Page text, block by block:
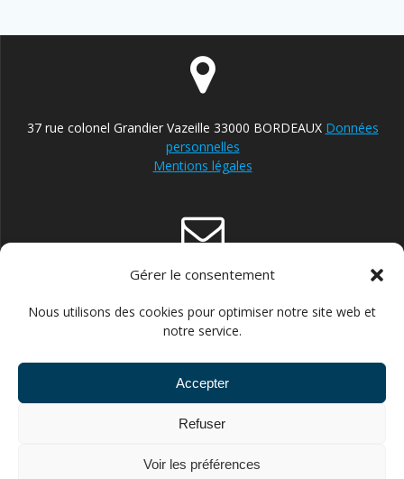
Gérer le consentement
Nous utilisons des cookies pour optimiser notre site web et
notre service.
Accepter
Refuser
Voir les préférences
37 rue colonel Grandier Vazeille 33000 BORDEAUX Données
personnelles
Mentions légales
contact@reparateur-velo-bordeaux.com
06.30.87.13.21 POUR ENTREPRISES ET STRUCTURES
PUBLIQUES //// 06.43.66.14.60 POUR PARTICULIERS